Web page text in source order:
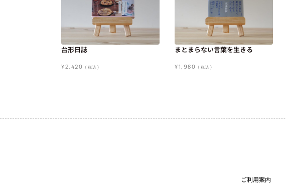
台形日誌
¥2,420 (税込)
まとまらない言葉を生きる
¥1,980 (税込)
ご利用案内